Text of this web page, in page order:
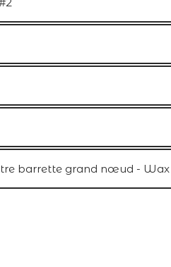
barrette grand nœud - Wax